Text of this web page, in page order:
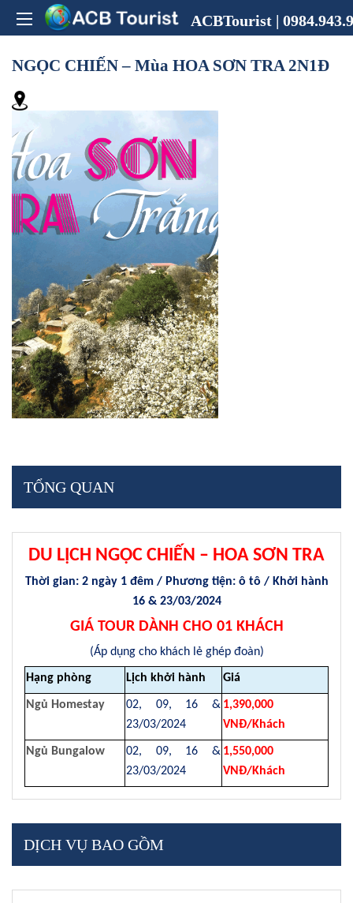
ACBTourist |
NGỌC CHIẾN – Mùa HOA SƠN TRA 2N1Đ
TỔNG QUAN
DU LỊCH NGỌC CHIẾN – HOA SƠN TRA
Thời gian: 2 ngày 1 đêm / Phương tiện: ô tô / Khởi hành
16 & 23/03/2024
GIÁ TOUR DÀNH CHO 01 KHÁCH
(Áp dụng cho khách lẻ ghép đoàn)
Hạng phòng Lịch khởi hành Giá
Ngủ Homestay
02, 09, 16 &
23/03/2024
1,390,000
VNĐ/Khách
Ngủ Bungalow
02, 09, 16 &
23/03/2024
1,550,000
VNĐ/Khách
DỊCH VỤ BAO GỒM